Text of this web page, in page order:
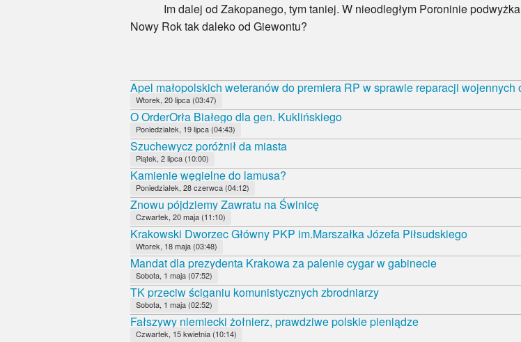
Im dalej od Zakopanego, tym taniej. W nieodległym Poroninie podwyżka
Nowy Rok tak daleko od Giewontu?
Apel małopolskich weteranów do premiera RP w sprawie reparacji wojennych
Wtorek, 20 lipca (03:47)
O OrderOrła Białego dla gen. Kuklińskiego
Poniedziałek, 19 lipca (04:43)
Szuchewycz poróżnił da miasta
Piątek, 2 lipca (10:00)
Kamienie węgielne do lamusa?
Poniedziałek, 28 czerwca (04:12)
Znowu pójdziemy Zawratu na Świnicę
Czwartek, 20 maja (11:10)
Krakowski Dworzec Główny PKP im.Marszałka Józefa Piłsudskiego
Wtorek, 18 maja (03:48)
Mandat dla prezydenta Krakowa za palenie cygar w gabinecie
Sobota, 1 maja (07:52)
TK przeciw ściganiu komunistycznych zbrodniarzy
Sobota, 1 maja (02:52)
Fałszywy niemiecki żołnierz, prawdziwe polskie pieniądze
Czwartek, 15 kwietnia (10:14)